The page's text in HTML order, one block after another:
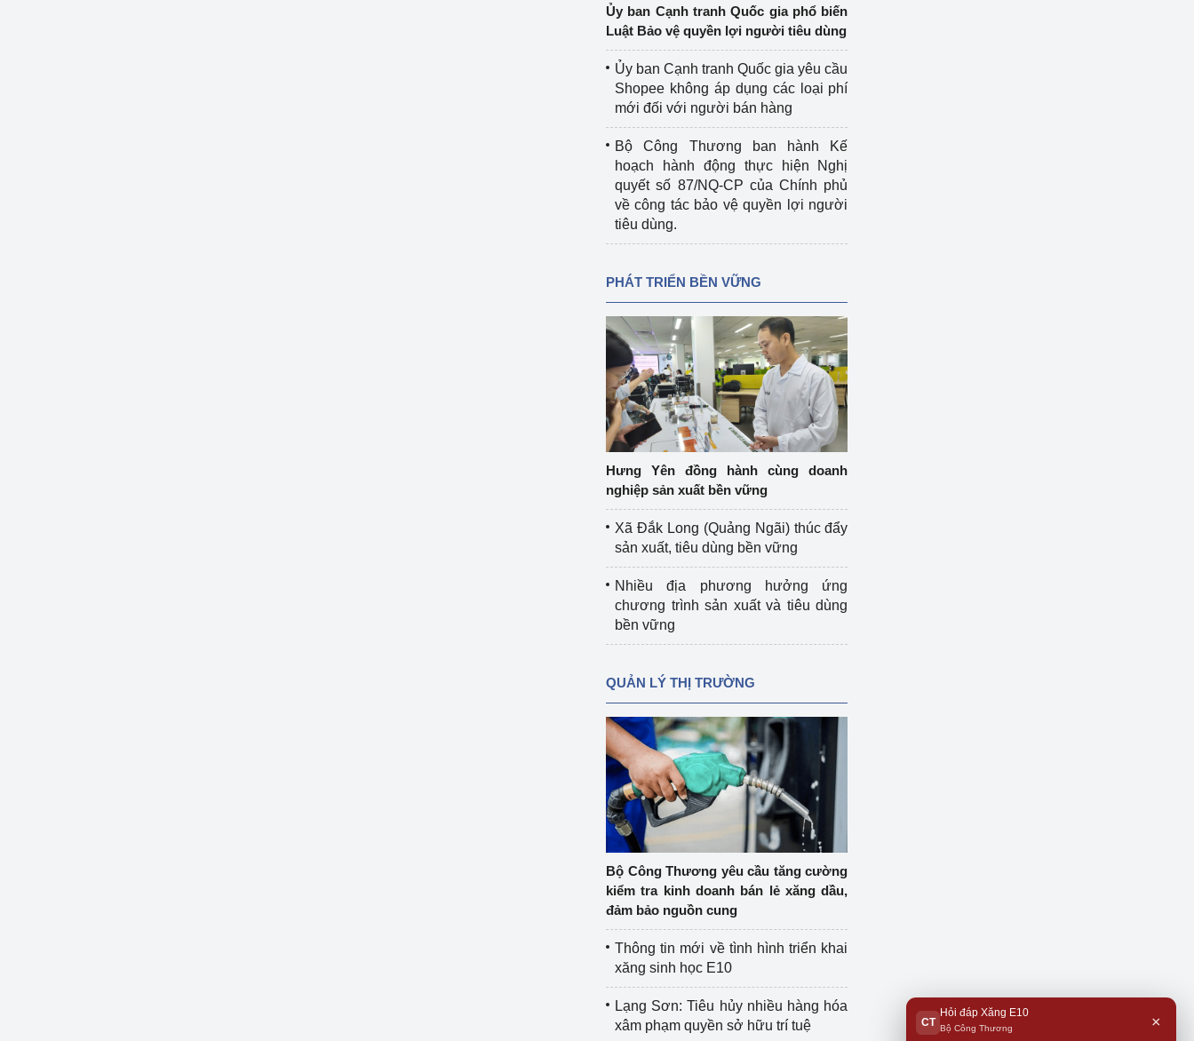
Ủy ban Cạnh tranh Quốc gia phổ biến
Luật Bảo vệ quyền lợi người tiêu dùng
Ủy ban Cạnh tranh Quốc gia yêu cầu
Shopee không áp dụng các loại phí
mới đối với người bán hàng
Bộ Công Thương ban hành Kế
hoạch hành động thực hiện Nghị
quyết số 87/NQ-CP của Chính phủ
về công tác bảo vệ quyền lợi người
tiêu dùng.
PHÁT TRIỂN BỀN VỮNG
Hưng Yên đồng hành cùng doanh
nghiệp sản xuất bền vững
Xã Đắk Long (Quảng Ngãi) thúc đẩy
sản xuất, tiêu dùng bền vững
Nhiều địa phương hưởng ứng
chương trình sản xuất và tiêu dùng
bền vững
QUẢN LÝ THỊ TRƯỜNG
Bộ Công Thương yêu cầu tăng cường
kiểm tra kinh doanh bán lẻ xăng dầu,
đảm bảo nguồn cung
Thông tin mới về tình hình triển khai
xăng sinh học E10
Lạng Sơn: Tiêu hủy nhiều hàng hóa
xâm phạm quyền sở hữu trí tuệ
CT
Hỏi đáp Xăng E10
Bộ Công Thương ×